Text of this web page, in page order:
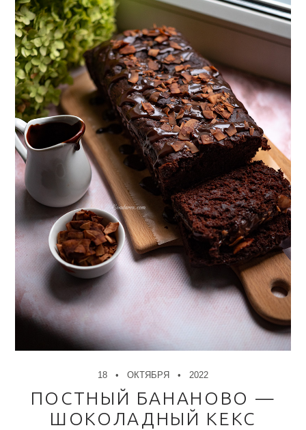
18 ОКТЯБРЯ 2022
ПОСТНЫЙ БАНАНОВО —
ШОКОЛАДНЫЙ КЕКС